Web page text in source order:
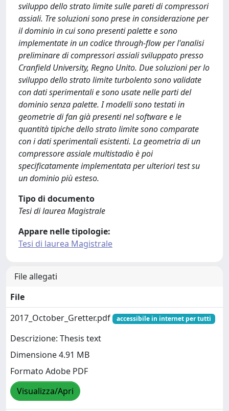
sviluppo dello strato limite sulle pareti di compressori
assiali. Tre soluzioni sono prese in considerazione per
il dominio in cui sono presenti palette e sono
implementate in un codice through-flow per l'analisi
preliminare di compressori assiali sviluppato presso
Cranfield University, Regno Unito. Due soluzioni per lo
sviluppo dello strato limite turbolento sono validate
con dati sperimentali e sono usate nelle parti del
dominio senza palette. I modelli sono testati in
geometrie di fan già presenti nel software e le
quantità tipiche dello strato limite sono comparate
con i dati sperimentali esistenti. La geometria di un
compressore assiale multistadio è poi
specificatamente implementata per ulteriori test su
un dominio più esteso.
Tipo di documento
Tesi di laurea Magistrale
Appare nelle tipologie:
Tesi di laurea Magistrale
File allegati
File
2017_October_Gretter.pdf
accessibile in internet per tutti
Descrizione: Thesis text
Dimensione 4.91 MB
Formato Adobe PDF
Visualizza/Apri